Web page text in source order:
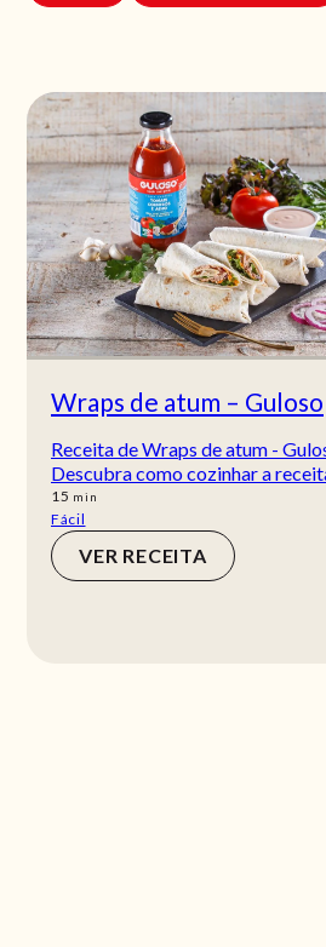
Wraps de atum – Guloso
Receita de Wraps de atum -
Descubra como cozinhar a
15 min
min
Fácil
VER RECEITA